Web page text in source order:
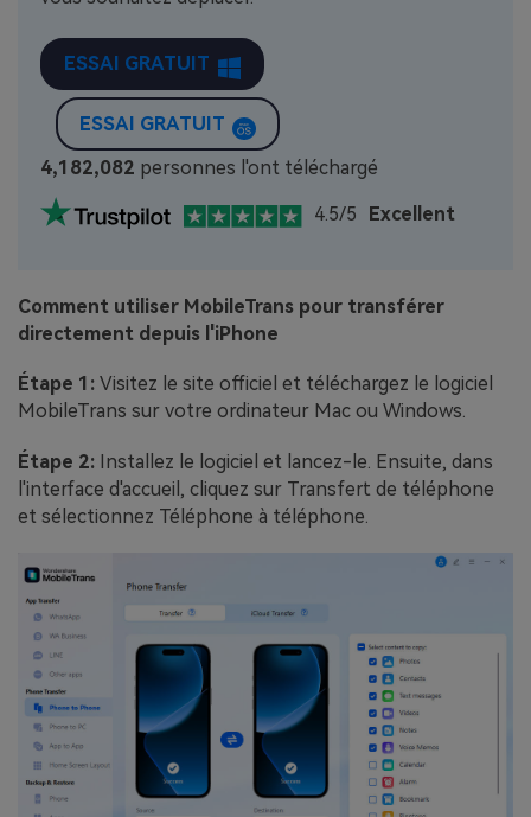
ESSAI GRATUIT
ESSAI GRATUIT
4,182,084 personnes l'ont téléchargé
4.5/5 Excellent
Comment utiliser MobileTrans pour transférer
directement depuis l'iPhone
Étape 1: Visitez le site officiel et téléchargez le logiciel
MobileTrans sur votre ordinateur Mac ou Windows.
Étape 2: Installez le logiciel et lancez-le. Ensuite, dans
l'interface d'accueil, cliquez sur Transfert de téléphone
et sélectionnez Téléphone à téléphone.